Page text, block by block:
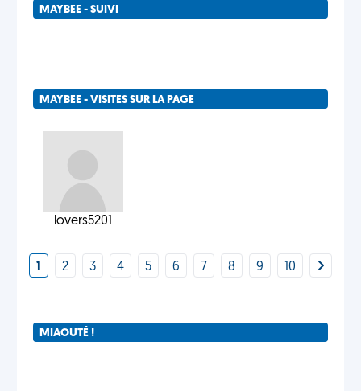
MAYBEE - SUIVI
MAYBEE - VISITES SUR LA PAGE
lovers5201
1 2 3 4 5 6 7 8 9 10
MIAOUTÉ !